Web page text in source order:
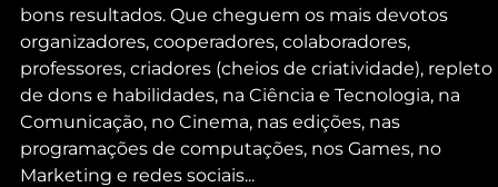
bons resultados. Que cheguem os mais devotos
organizadores, cooperadores, colaboradores,
professores, criadores (cheios de criatividade), repleto
de dons e habilidades, na Ciência e Tecnologia, na
Comunicação, no Cinema, nas edições, nas
programações de computações, nos Games, no
Marketing e redes sociais...